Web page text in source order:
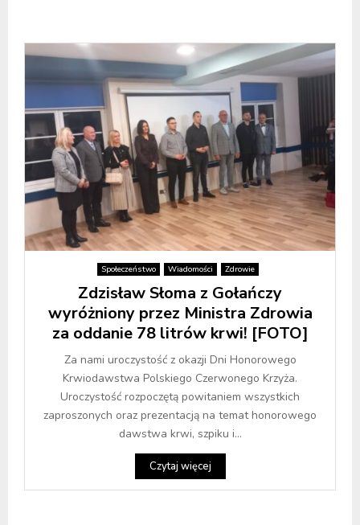
Społeczeństwo Wiadomości Zdrowie
Zdzisław Słoma z Gołańczy
wyróżniony przez Ministra Zdrowia
za oddanie 78 litrów krwi! [FOTO]
Za nami uroczystość z okazji Dni Honorowego
Krwiodawstwa Polskiego Czerwonego Krzyża.
Uroczystość rozpoczętą powitaniem wszystkich
zaproszonych oraz prezentacją na temat honorowego
dawstwa krwi, szpiku i...
Czytaj więcej